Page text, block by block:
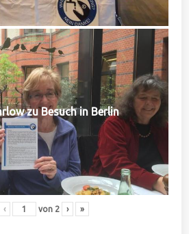
zu Besuch in Berlin
‹ von 2 › »